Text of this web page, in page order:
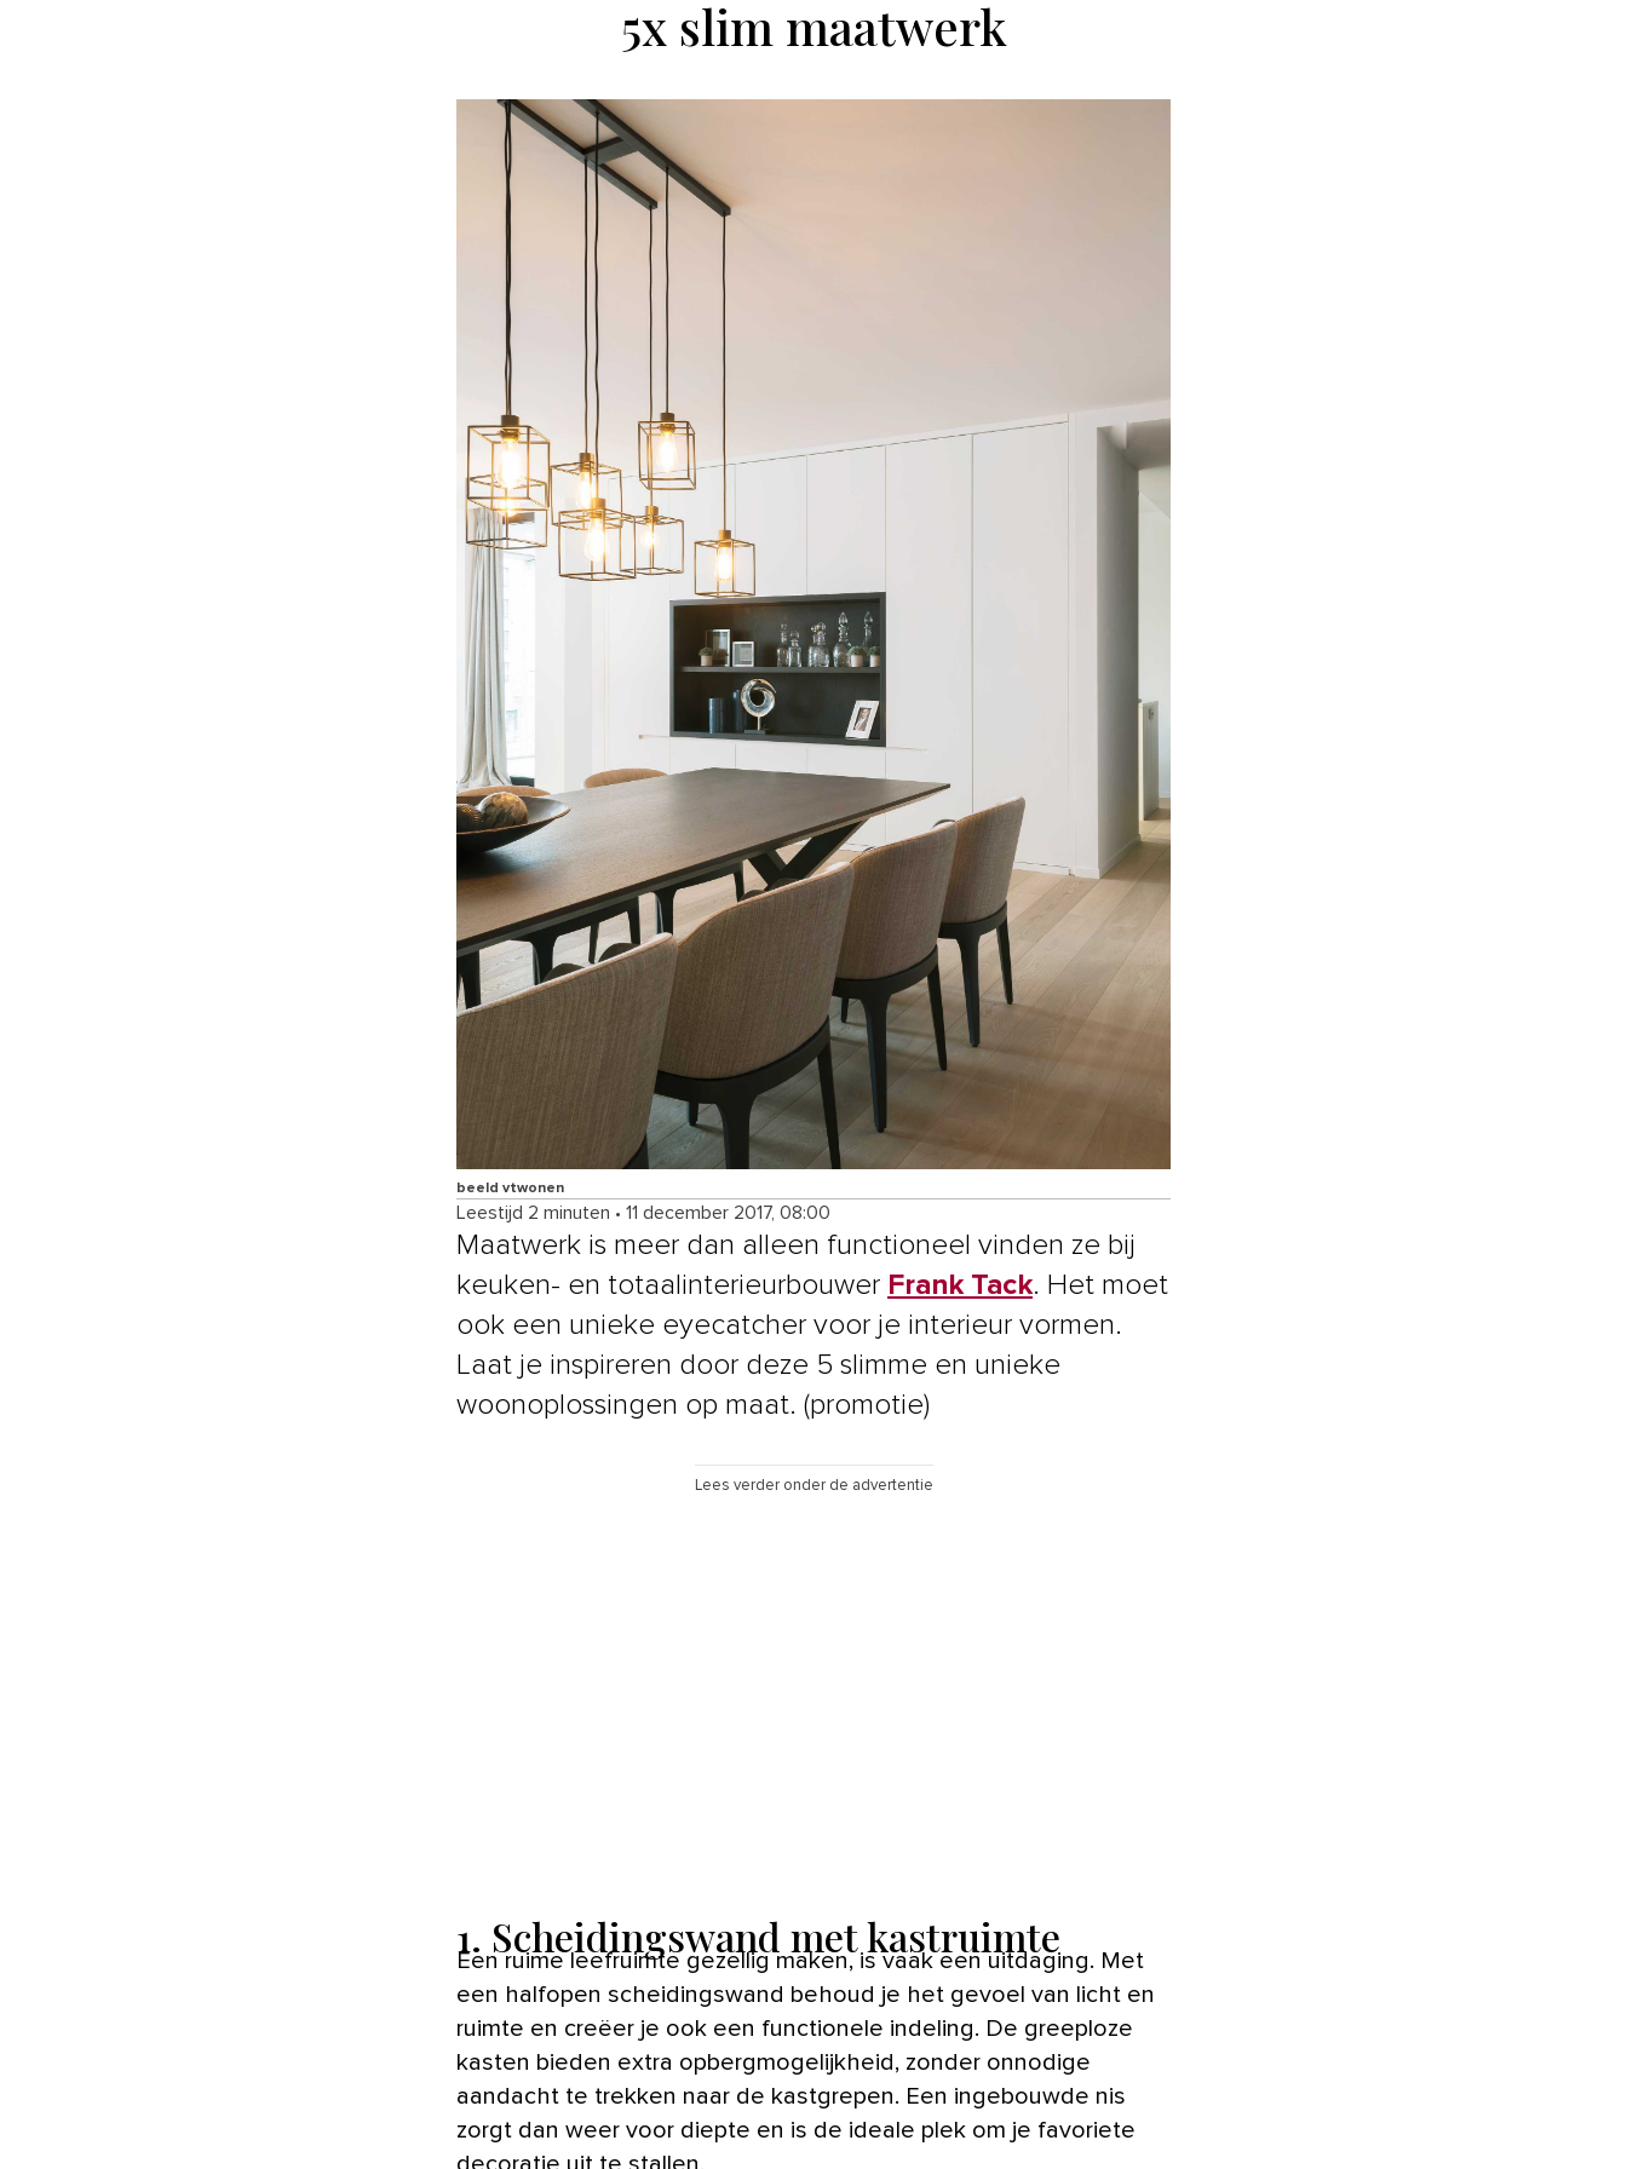
5x slim maatwerk
beeld vtwonen
Leestijd 2 minuten • 11 december 2017, 08:00
Maatwerk is meer dan alleen functioneel vinden ze bij
keuken- en totaalinterieurbouwer Frank Tack. Het moet
ook een unieke eyecatcher voor je interieur vormen.
Laat je inspireren door deze 5 slimme en unieke
woonoplossingen op maat. (promotie)
Lees verder onder de advertentie
1. Scheidingswand met kastruimte
Een ruime leefruimte gezellig maken, is vaak een uitdaging. Met
een halfopen scheidingswand behoud je het gevoel van licht en
ruimte en creëer je ook een functionele indeling. De greeploze
kasten bieden extra opbergmogelijkheid, zonder onnodige
aandacht te trekken naar de kastgrepen. Een ingebouwde nis
zorgt dan weer voor diepte en is de ideale plek om je favoriete